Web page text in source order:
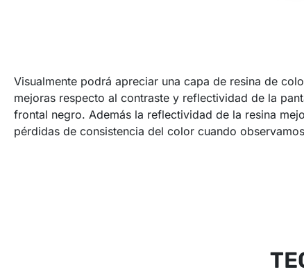
Visualmente podrá apreciar una capa de resina de
mejoras respecto al contraste y reflectividad de la
frontal negro. Además la reflectividad de la resina
pérdidas de consistencia del color cuando